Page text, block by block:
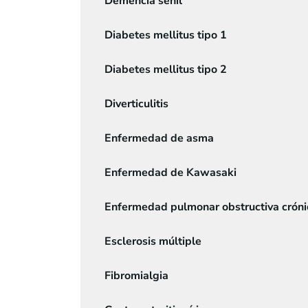
Diabetes mellitus tipo 1
Diabetes mellitus tipo 2
Diverticulitis
Enfermedad de asma
Enfermedad de Kawasaki
Enfermedad pulmonar obstructiva
Esclerosis múltiple
Fibromialgia